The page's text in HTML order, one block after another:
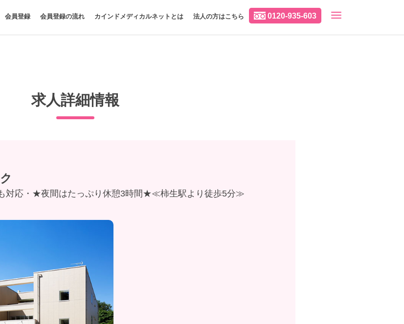
0120-935-603
会員登録 会員登録の流れ カインドメディカルネットとは 法人の方はこちら
求人詳細情報
も対応・★夜間はたっぷり休憩3時間★≪柿生駅より徒歩5分≫